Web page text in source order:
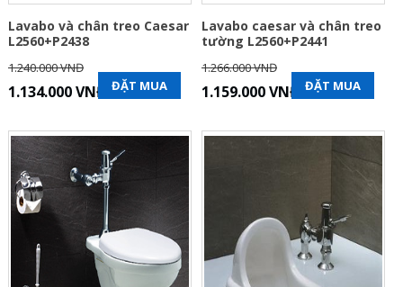
Lavabo và chân treo Caesar
L2560+P2438
1.240.000 VNĐ
1.134.000 VNĐ ĐẶT MUA
Lavabo caesar và chân treo
tường L2560+P2441
1.266.000 VNĐ
1.159.000 VNĐ ĐẶT MUA